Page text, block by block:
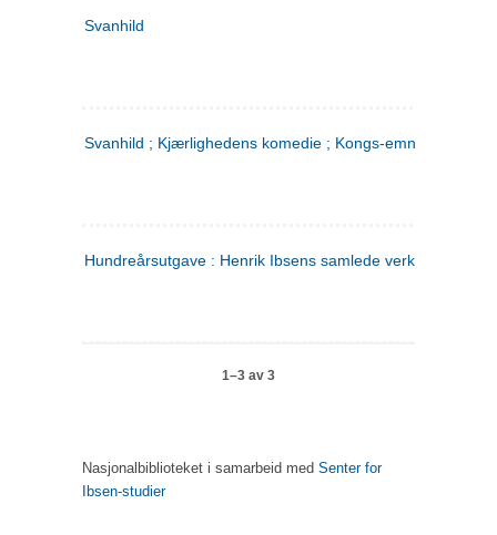
Svanhild
Svanhild ; Kjærlighedens komedie ; Kongs-emnerne
Hundreårsutgave : Henrik Ibsens samlede verker. 4
1–3 av 3
Nasjonalbiblioteket i samarbeid med Senter for
Ibsen-studier